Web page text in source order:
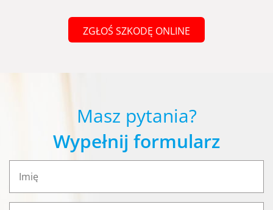
ZGŁOŚ SZKODĘ ONLINE
Masz pytania?
Wypełnij formularz